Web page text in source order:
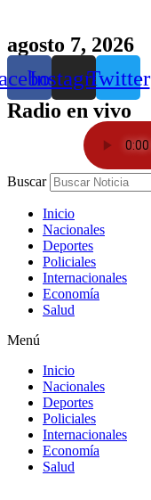
agosto 7, 2026
InstagramTwitter
Radio en vivo
Buscar
Inicio
Nacionales
Deportes
Policiales
Internacionales
Economía
Salud
Menú
Inicio
Nacionales
Deportes
Policiales
Internacionales
Economía
Salud